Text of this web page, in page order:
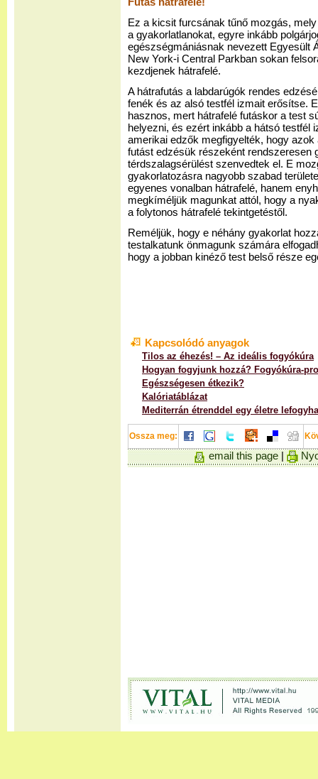
Ez a kicsit furcsának tűnő mozgás,
a gyakorlatlanokat, egyre inkább
egészségmániásnak nevezett Egyesült
New York-i Central Parkban sokan
kezdjenek hátrafelé.
A hátrafutás a labdarúgók rendes
fenék és az alsó testfél izmait erősítse.
hasznos, mert hátrafelé futáskor a test
helyezni, és ezért inkább a hátsó testfél
amerikai edzők megfigyelték, hogy
futást edzésük részeként rendszeresen
térdszalagsérülést szenvedtek el. E
gyakorlatozásra nagyobb szabad
egyenes vonalban hátrafelé, hanem
megkíméljük magunkat attól, hogy a
a folytonos hátrafelé tekintgetéstől.
Reméljük, hogy e néhány gyakorlat
testalkatunk önmagunk számára
hogy a jobban kinéző test belső része
Kapcsolódó anyagok
Tilos az éhezés! – Az ideális fogyókúra
Hogyan fogyjunk hozzá? Fogyókúra-
Egészségesen étkezik?
Kalóriatáblázat
Mediterrán étrenddel egy életre
Ossza meg:
email this page|